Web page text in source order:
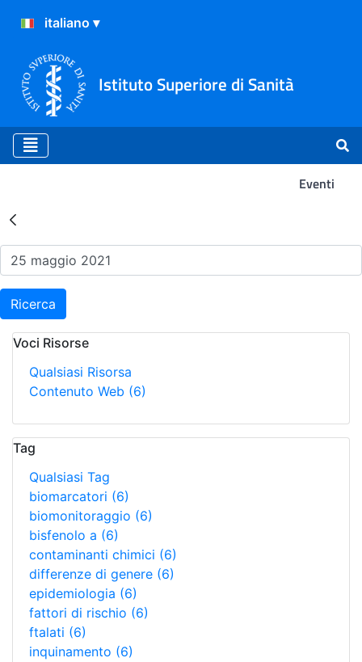
Istituto Superiore di Sanità
Eventi
Risultati della Ricerca -
Ricerca
Voci Risorse
Qualsiasi Risorsa
Contenuto Web (6)
Tag
Qualsiasi Tag
biomarcatori (6)
biomonitoraggio (6)
bisfenolo a (6)
contaminanti chimici (6)
differenze di genere (6)
epidemiologia (6)
fattori di rischio (6)
ftalati (6)
inquinamento (6)